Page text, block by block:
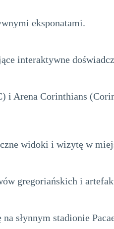
eksponatami.
interaktywne
Arena Corinthians
widoki i wizytę w
gregoriańskich i
słynnym stadionie